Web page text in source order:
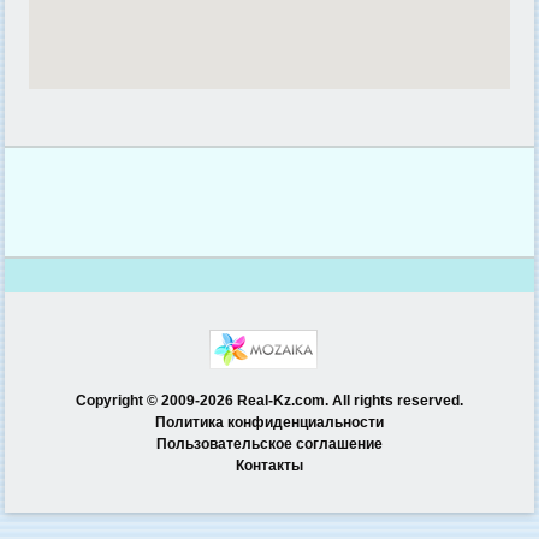
Copyright © 2009-2026 Real-Kz.com. All rights reserved.
Политика конфиденциальности
Пользовательское соглашение
Контакты